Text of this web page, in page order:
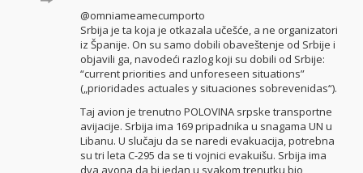
@omniameamecumporto
Srbija je ta koja je otkazala učešće, a ne organizatori
iz Španije. On su samo dobili obaveštenje od Srbije i
objavili ga, navodeći razlog koji su dobili od Srbije:
“current priorities and unforeseen situations”
(„prioridades actuales y situaciones sobrevenidas“).
Taj avion je trenutno POLOVINA srpske transportne
avijacije. Srbija ima 169 pripadnika u snagama UN u
Libanu. U slučaju da se naredi evakuacija, potrebna
su tri leta C-295 da se ti vojnici evakuišu. Srbija ima
dva avona da bi jedan u svakom trenutku bio